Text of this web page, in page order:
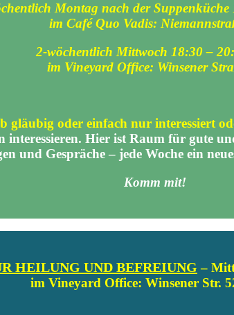
Montag nach der
im Café Quo Vadis:
2-wöchentlich Mittwoch 18:30 –
im Vineyard Office: Winsener
gläubig oder einfach nur interessiert
interessieren. Hier ist Raum für gute
und Gespräche – jede Woche ein
Komm mit!
HEILUNG UND BEFREIUNG –
im Vineyard Office: Winsener Str.